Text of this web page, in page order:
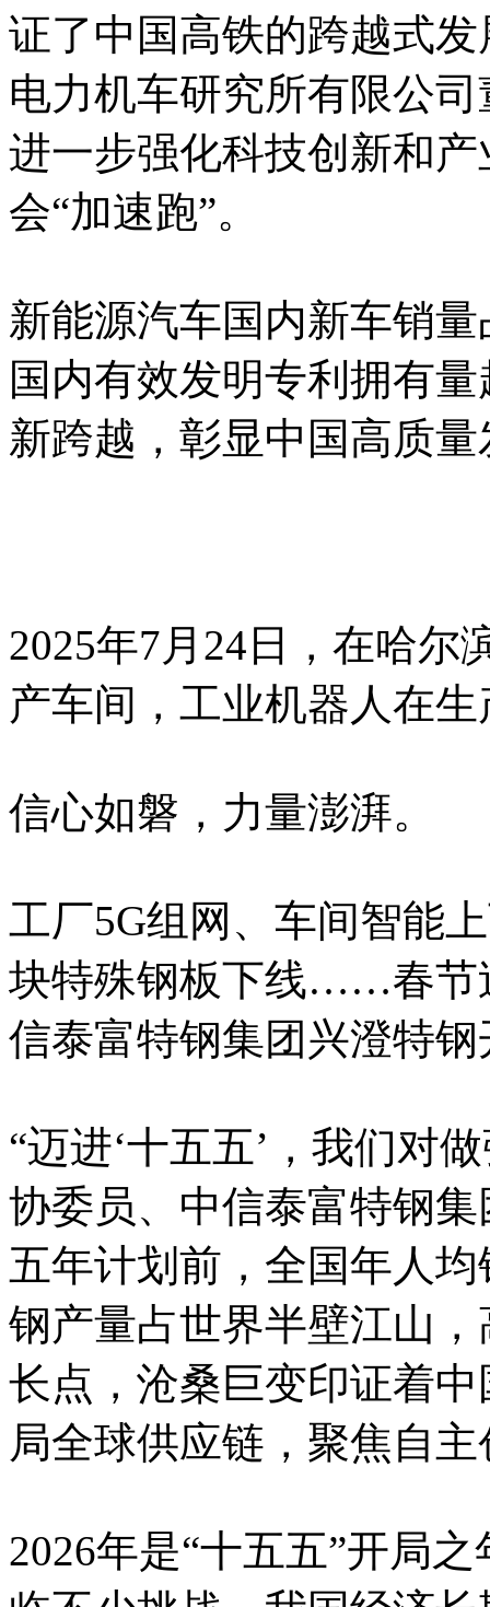
证了中国高铁的跨越式
电力机车研究所有限公
进一步强化科技创新和
会“加速跑”。
新能源汽车国内新车销
国内有效发明专利拥有
新跨越，彰显中国高质
2025年7月24日，在哈尔
产车间，工业机器人在
信心如磐，力量澎湃。
工厂5G组网、车间智能
块特殊钢板下线……春节
信泰富特钢集团兴澄特
“迈进‘十五五’，我们对
协委员、中信泰富特钢
五年计划前，全国年人
钢产量占世界半壁江山
长点，沧桑巨变印证着
局全球供应链，聚焦自
2026年是“十五五”开局